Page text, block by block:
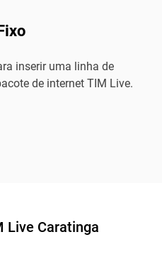
inserir uma linha de
de internet TIM Live.
Live Caratinga